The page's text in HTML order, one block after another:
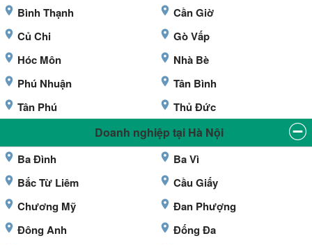
Bình Thạnh
Cần Giờ
Củ Chi
Gò Vấp
Hóc Môn
Nhà Bè
Phú Nhuận
Tân Bình
Tân Phú
Thủ Đức
Doanh nghiệp tại Hà Nội
Ba Đình
Ba Vì
Bắc Từ Liêm
Cầu Giấy
Chương Mỹ
Đan Phượng
Đông Anh
Đống Đa